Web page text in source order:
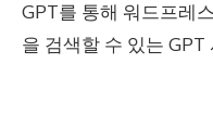
GPT를 통해 워드프레
을 검색할 수 있는